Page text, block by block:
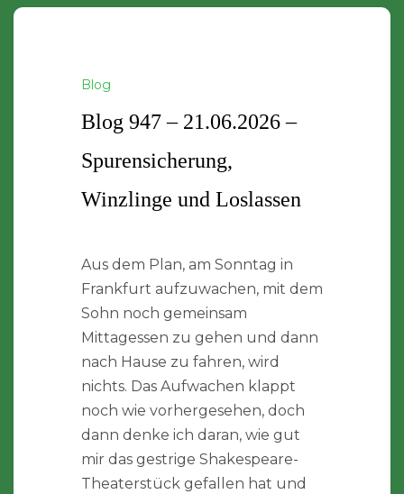
Blog
Blog 947 – 21.06.2026 –
Spurensicherung,
Winzlinge und Loslassen
Aus dem Plan, am Sonntag in
Frankfurt aufzuwachen, mit dem
Sohn noch gemeinsam
Mittagessen zu gehen und dann
nach Hause zu fahren, wird
nichts. Das Aufwachen klappt
noch wie vorhergesehen, doch
dann denke ich daran, wie gut
mir das gestrige Shakespeare-
Theaterstück gefallen hat und